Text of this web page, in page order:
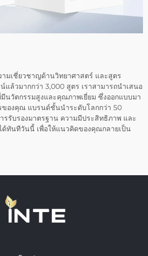
มเชี่ยวชาญด้านวิทยาศาสตร์ และสูตร
ล้วมากกว่า 3,000 สูตร เราสามารถนำเสนอ
นวัตกรรมสูงและคุณภาพเยี่ยม ซึ่งออกแบบมา
ของคุณ แบรนด์ชั้นนำระดับโลกกว่า 50
รรับรองมาตรฐาน ความมีประสิทธิภาพ และ
ด้ทันทีวันนี้ เพื่อให้แนวคิดของคุณกลายเป็น